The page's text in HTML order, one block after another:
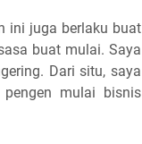
ini juga berlaku buat
buat mulai. Saya
Dari situ, saya
mulai bisnis